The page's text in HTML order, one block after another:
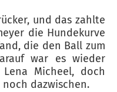
und das zahlte
die Hundekurve
die den Ball zum
war es wieder
Micheel, doch
dazwischen.